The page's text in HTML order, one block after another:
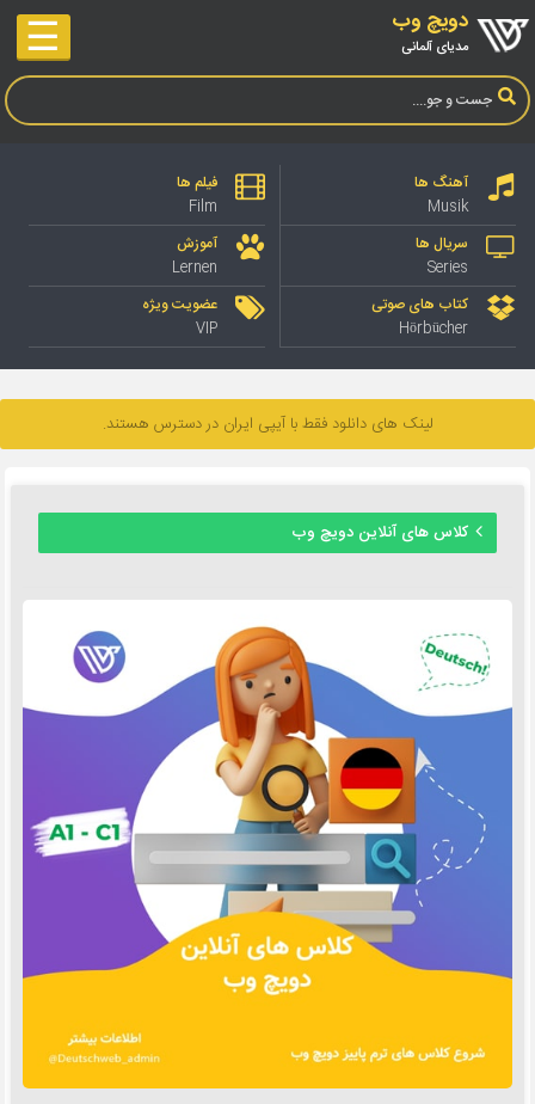
دویچ وب
مدیای آلمانی ☰
آهنگ ها
Musik
فیلم ها
Film
سریال ها
Series
آموزش
Lernen
کتاب های صوتی
Hörbücher
عضویت ویژه
VIP
لینک های دانلود فقط با آیپی ایران در دسترس هستند.
کلاس های آنلاین دویچ وب